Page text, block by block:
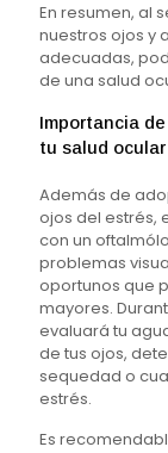
En resumen, al
nuestros ojos y
adecuadas,
de una salud
Importancia
tu salud ocular
Además de
ojos del estrés,
con un
problemas
oportunos que
mayores.
evaluará tu
de tus ojos,
sequedad o
estrés.
Es